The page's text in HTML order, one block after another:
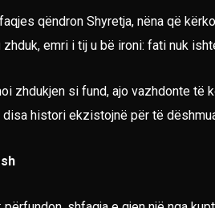
qëndron Shyretja, nëna që
emri i tij u bë ironi: fati nuk
zhdukjen si fund, ajo vazhdonte
histori ekzistojnë për të